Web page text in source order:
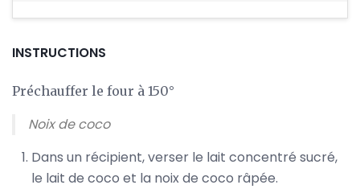
INSTRUCTIONS
Préchauffer le four à 150°
Noix de coco
Dans un récipient, verser le lait concentré sucré,
le lait de coco et la noix de coco râpée.